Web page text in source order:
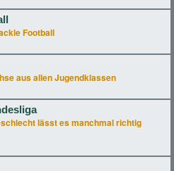
Football
aus allen Jugendklassen
lässt es manchmal richtig